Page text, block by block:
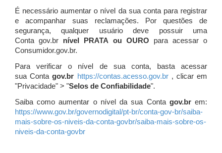
É necessário aumentar o nível da sua conta para registrar
e acompanhar suas reclamações. Por questões de
segurança, qualquer usuário deve possuir uma
Conta gov.br nível PRATA ou OURO para acessar o
Consumidor.gov.br.
Para verificar o nível de sua conta, basta acessar
sua Contagov.br https://contas.acesso.gov.br, clicar em
"Privacidade" > "Selos de Confiabilidade".
Saiba como aumentar o nível da sua Conta gov.brem:
https://www.gov.br/governodigital/pt-br/conta-gov-br/saiba-
mais-sobre-os-niveis-da-conta-govbr/saiba-mais-sobre-os-
niveis-da-conta-govbr